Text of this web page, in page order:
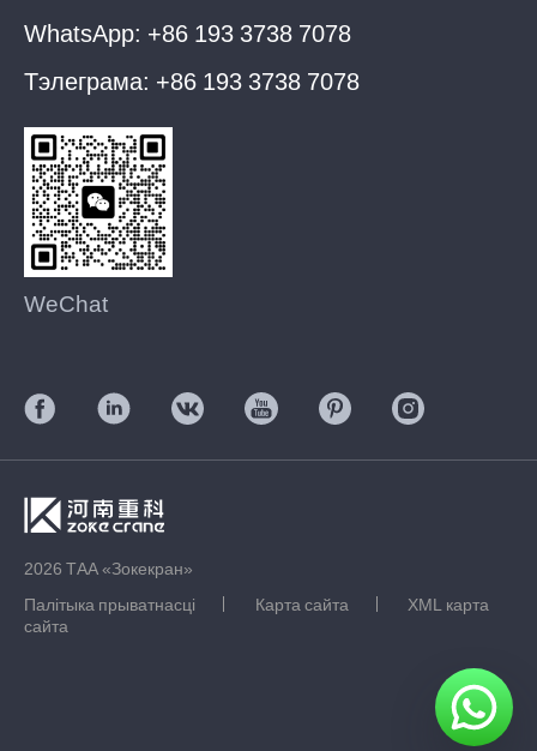
WhatsApp: +86 193 3738 7078
Тэлеграма: +86 193 3738 7078
WeChat
2026 ТАА «Зокекран»
Палітыка прыватнасці
Карта сайта
XML карта
сайта